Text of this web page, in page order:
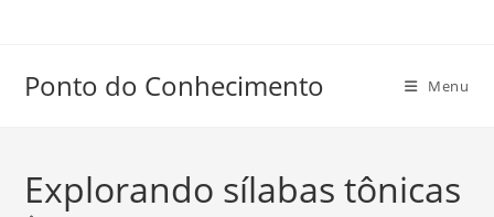
conteúdo
Ponto do Conhecimento Menu
Explorando sílabas tônicas